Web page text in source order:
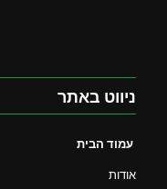
ניווט באתר
עמוד הבית
אודות